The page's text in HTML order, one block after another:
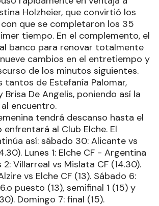
Holzheier, que convirtió los
que se completaron los 35
tiempo. En el complemento, el
banco para renovar totalmente
cambios en el entretiempo y
de los minutos siguientes.
tantos de Estefanía Palomar,
Brisa De Angelis, poniendo así la
encuentro.
tendrá descanso hasta el
enfrentará al Club Elche. El
así: sábado 30: Alicante vs
Lunes 1: Elche CF - Argentina
2: Villarreal vs Mislata CF (14.30).
vs Elche CF (13). Sábado 6:
puesto (13), semifinal 1 (15) y
Domingo 7: final (15).